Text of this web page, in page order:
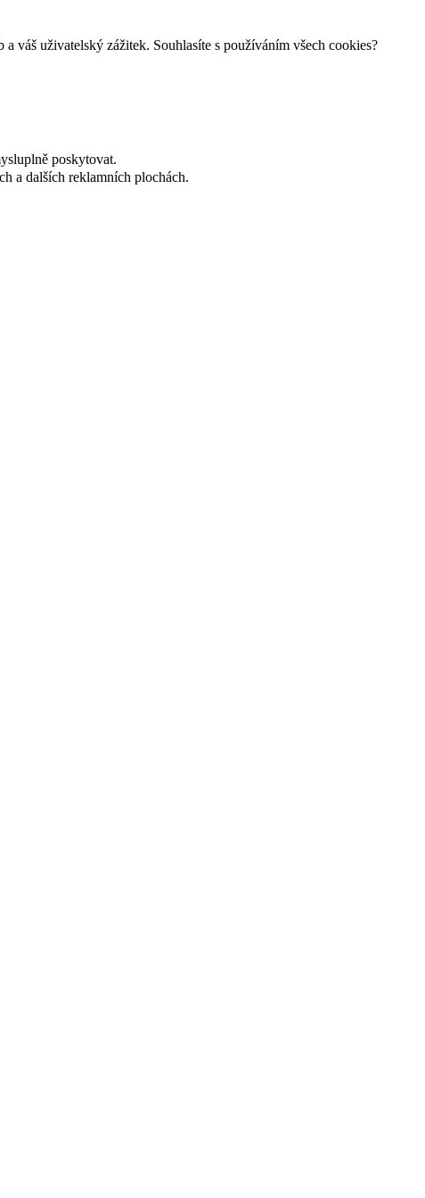
váš uživatelský zážitek. Souhlasíte s používáním všech cookies?
poskytovat.
a dalších reklamních plochách.